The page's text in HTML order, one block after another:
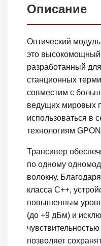
Описание
Оптический
это высокомощный
разработанный
станционных
совместим с
ведущих мировых
использоваться в
технологиям
Трансивер
по одному
волокну.
класса C++,
повышенным
(до +9 дБм) и
позволяет